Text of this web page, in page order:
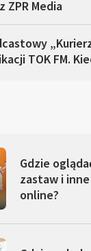
ZPR Media
TOK FM.
Gdzie
zastaw i
online?